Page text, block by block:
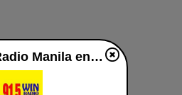
91.5 Win Radio Manila en vivo